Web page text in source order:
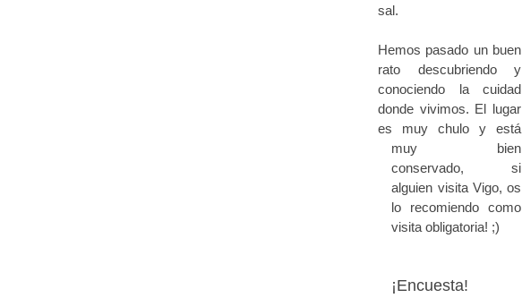
sal.
Hemos pasado un buen
rato descubriendo y
conociendo la cuidad
donde vivimos. El lugar
es muy chulo y está
muy bien
conservado, si
alguien visita Vigo, os
lo recomiendo como
visita obligatoria! ;)
¡Encuesta!